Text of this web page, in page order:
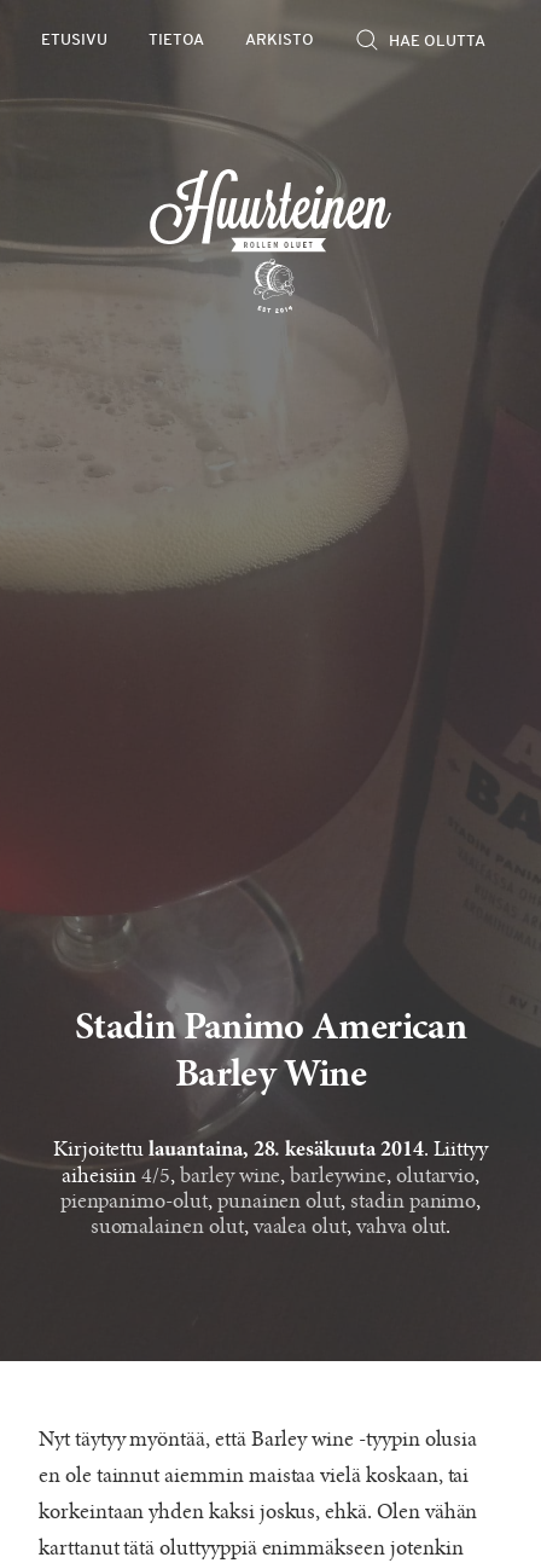
olutarviot
ETUSIVU TIETOA ARKISTO
Stadin Panimo American
Barley Wine
Kirjoitettulauantaina, 28. kesäkuuta 2014. Liittyy
aiheisiin4/5, barley wine, barleywine, olutarvio,
pienpanimo-olut, punainen olut,stadin panimo,
suomalainen olut, vaalea olut, vahva olut.
Nyt täytyy myöntää, että Barley wine -tyypin olusia
en ole tainnut aiemmin maistaa vielä koskaan, tai
korkeintaan yhden kaksi joskus, ehkä. Olen vähän
karttanut tätä oluttyyppiä enimmäkseen jotenkin